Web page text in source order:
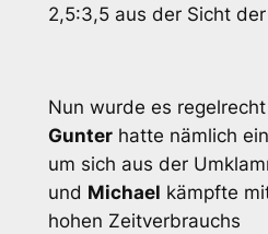
2,5:3,5 aus der Sicht
Nun wurde es
Gunterhatte nämlich
um sich aus der
und Michael kämpfte
hohen Zeitverbrauchs